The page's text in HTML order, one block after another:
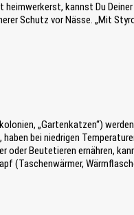
heimwerkerst, kannst Du
Schutz vor Nässe. „Mit
„Gartenkatzen“)
bei niedrigen
Beutetieren ernähren,
(Taschenwärmer,